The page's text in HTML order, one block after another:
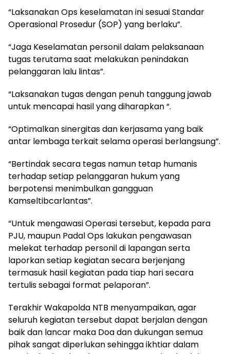
“Laksanakan Ops keselamatan ini sesuai Standar
Operasional Prosedur (SOP) yang berlaku”.
“Jaga Keselamatan personil dalam pelaksanaan
tugas terutama saat melakukan penindakan
pelanggaran lalu lintas”.
“Laksanakan tugas dengan penuh tanggung jawab
untuk mencapai hasil yang diharapkan “.
“Optimalkan sinergitas dan kerjasama yang baik
antar lembaga terkait selama operasi berlangsung”.
“Bertindak secara tegas namun tetap humanis
terhadap setiap pelanggaran hukum yang
berpotensi menimbulkan gangguan
Kamseltibcarlantas”.
“Untuk mengawasi Operasi tersebut, kepada para
PJU, maupun Padal Ops lakukan pengawasan
melekat terhadap personil di lapangan serta
laporkan setiap kegiatan secara berjenjang
termasuk hasil kegiatan pada tiap hari secara
tertulis sebagai format pelaporan”.
Terakhir Wakapolda NTB menyampaikan, agar
seluruh kegiatan tersebut dapat berjalan dengan
baik dan lancar maka Doa dan dukungan semua
pihak sangat diperlukan sehingga ikhtiar dalam